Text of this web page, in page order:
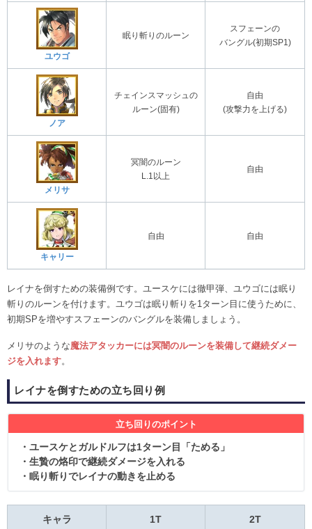
ユウゴ
眠り斬りのルーン
スフェーンの
バングル(初期SP1)
ノア
チェインスマッシュの
ルーン(固有)
自由
(攻撃力を上げる)
メリサ
冥闇のルーン
L.1以上
自由
キャリー
自由 自由
レイナを倒すための装備例です。ユースケには徹甲弾、ユウゴには眠り
斬りのルーンを付けます。ユウゴは眠り斬りを1ターン目に使うために、
初期SPを増やすスフェーンのバングルを装備しましょう。
メリサのような魔法アタッカーには冥闇のルーンを装備して継続ダメー
ジを入れます。
レイナを倒すための立ち回り例
立ち回りのポイント
・ユースケとガルドルフは1ターン目「ためる」
・生贄の烙印で継続ダメージを入れる
・眠り斬りでレイナの動きを止める
キャラ 1T 2T